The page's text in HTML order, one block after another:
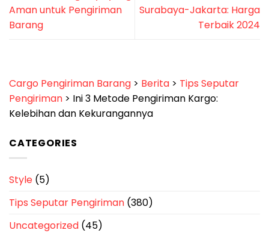
Aman untuk Pengiriman
Barang
Surabaya-Jakarta: Harga
Terbaik 2024
Cargo Pengiriman Barang > Berita > Tips Seputar
Pengiriman > Ini 3 Metode Pengiriman Kargo:
Kelebihan dan Kekurangannya
CATEGORIES
Style (5)
Tips Seputar Pengiriman (380)
Uncategorized (45)